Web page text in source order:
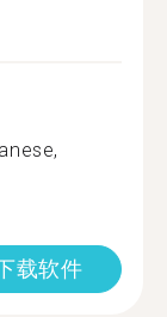
载软件